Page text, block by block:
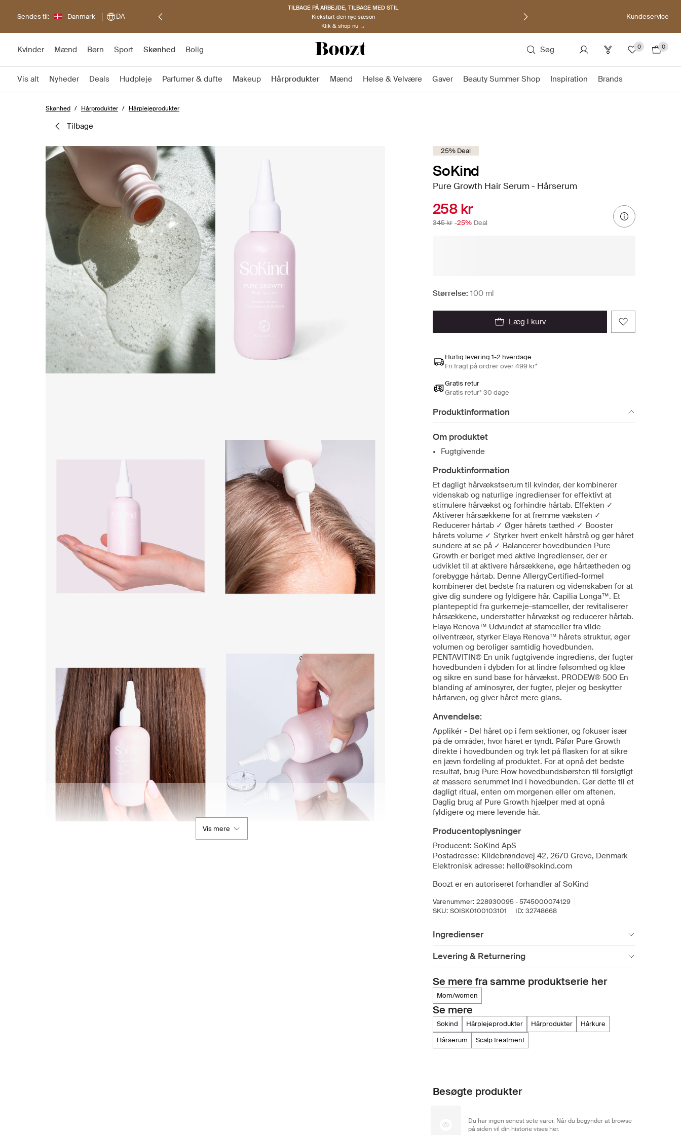
Sendes til: Danmark DA
TILBAGE PÅ ARBEJDE, TILBAGE MED STIL
Kickstart den nye sæson
Klik & shop nu →
Kundeservice
Kvinder Mænd Børn Sport Skønhed Bolig Søg 0 0
Vis alt Nyheder Deals Hudpleje Parfumer & dufte Makeup Hårprodukter Mænd Helse & Velvære Gaver Beauty Summer Shop Inspiration Brands
Skønhed Hårprodukter Hårplejeprodukter
tilbage
Vis mere
25% Deal
SoKind
Pure Growth Hair Serum - Hårserum
258 kr
345 kr -25% Deal
Størrelse: 100 ml
læg i kurv
Hurtig levering 1-2 hverdage
Fri fragt på ordrer over 499 kr*
Gratis retur
Gratis retur* 30 dage
Produktinformation
Om produktet
Fugtgivende
Produktinformation
Et dagligt hårvækstserum til kvinder, der kombinerer
videnskab og naturlige ingredienser for effektivt at
stimulere hårvækst og forhindre hårtab. Effekten ✓
Aktiverer hårsækkene for at fremme væksten ✓
Reducerer hårtab ✓ Øger hårets tæthed ✓ Booster
hårets volume ✓ Styrker hvert enkelt hårstrå og gør håret
sundere at se på ✓ Balancerer hovedbunden Pure
Growth er beriget med aktive ingredienser, der er
udviklet til at aktivere hårsækkene, øge hårtætheden og
forebygge hårtab. Denne AllergyCertified-formel
kombinerer det bedste fra naturen og videnskaben for at
give dig sundere og fyldigere hår. Capilia Longa™. Et
plantepeptid fra gurkemeje-stamceller, der revitaliserer
hårsækkene, understøtter hårvækst og reducerer hårtab.
Elaya Renova™ Udvundet af stamceller fra vilde
oliventræer, styrker Elaya Renova™ hårets struktur, øger
volumen og beroliger samtidig hovedbunden.
PENTAVITIN® En unik fugtgivende ingrediens, der fugter
hovedbunden i dybden for at lindre følsomhed og kløe
og sikre en sund base for hårvækst. PRODEW® 500 En
blanding af aminosyrer, der fugter, plejer og beskytter
hårfarven, og giver håret mere glans.
Anvendelse:
Applikér - Del håret op i fem sektioner, og fokuser især
på de områder, hvor håret er tyndt. Påfør Pure Growth
direkte i hovedbunden og tryk let på flasken for at sikre
en jævn fordeling af produktet. For at opnå det bedste
resultat, brug Pure Flow hovedbundsbørsten til forsigtigt
at massere serummet ind i hovedbunden. Gør dette til et
dagligt ritual, enten om morgenen eller om aftenen.
Daglig brug af Pure Growth hjælper med at opnå
fyldigere og mere levende hår.
Producentoplysninger
Producent: SoKind ApS
Postadresse: Kildebrøndevej 42, 2670 Greve, Denmark
Elektronisk adresse: hello@sokind.com
Boozt er en autoriseret forhandler af SoKind
Varenummer: 228930095 - 5745000074129
SKU: SOISK0100103101 ID: 32748668
Ingredienser
Levering & Returnering
Se mere fra samme produktserie her
mom/women
Se mere
sokind hårplejeprodukter hårprodukter
hårkure
hårserum
scalp treatment
Besøgte produkter
Du har ingen senest sete varer. Når du begynder at browse
på siden vil din historie vises her.